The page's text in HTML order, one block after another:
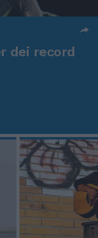
dei record